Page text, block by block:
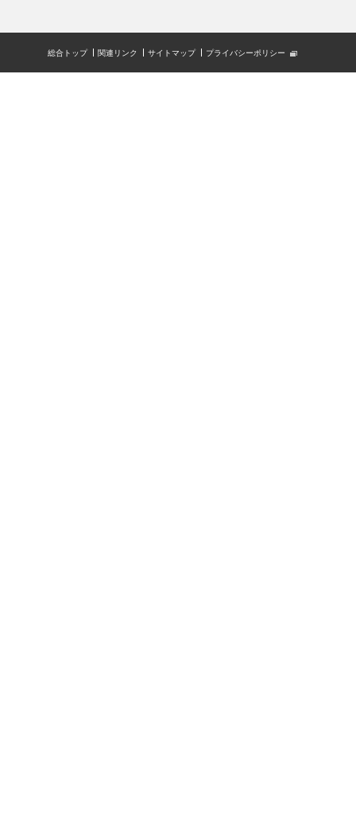
総合トップ 関連リンク サイトマップ プライバシーポリシー